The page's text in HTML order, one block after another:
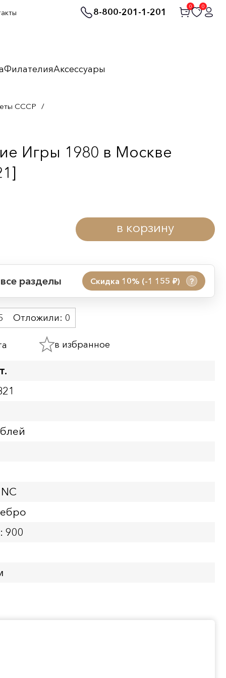
8-800-201-1-201
0 0
ФилателияАксессуары
СССР /
Игры 1980 в Москве
в корзину
разделы Скидка 10% (-1 155 руб.) ?
Отложили: 0
в избранное
900